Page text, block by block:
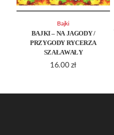
BAJKI – NA JAGODY /
PRZYGODY RYCERZA
SZAŁAWAŁY
16.00 zł
Bajki